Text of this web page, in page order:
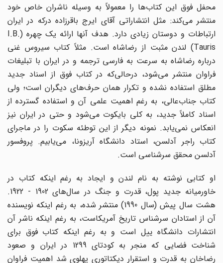
محفل فوق این کتاب‌ها را معمولاً به وسیله ناشران خاص خود
منتشر می‌کند: مثل انتشاراتی آقای ایرج باقرزاده درکه در ایران
ارتباطات و دوستان زیادی دارد. هدف آنها ارائه یک چهره (I.B.
Tauris) لندن مثبت از رضاشاه است. مثلاً کتاب سیروس غنی
درباره رضاشاه به سرعت به فارسی ترجمه و در ایران با تبلیغات
فراوان منتشر می‌شود، درحالی‌که در کتاب فوق از اسناد جدید
مطلق استفاده نشده و تکرار همان حرف‌های دیگران است؛ ولی
کتاب جناب‌عالی، به رغم اهمیت علمی آن و استفاده گسترده از
اسناد کاملاً جدید، به کلی بایکوت می‌شود و حتی در ایران نیز
انعکاس نمی‌یابد. نمونه دیگر از این توطئه سکوت را در ماجرای
کتاب راجر آدلسن، استاد دانشگاه آریزونا، می‌یابیم. پروفسور
آدلسن محقق سرشناسی است.
او کتابی نوشته به نام لندن و ایجاد به رغم اینکه کتاب در
خاورمیانه جدید پول، قدرت و جنگ در سال‌های 1902 - 1922.
هشت سال پیش (سال 1990) منتشر شده، به رغم اینکه نویسنده
آن از استادان سرشناس تاریخ آمریکاست، به رغم اینکه ناشر آن
انتشارات دانشگاه ییل است و به رغم اینکه کتاب فوق برای
شناخت فضایی که منجر به کودتای 1299 در ایران و صعود
رضاخان به قدرت و استقرار دیکتاتوری پهلوی شد اهمیت فراوان